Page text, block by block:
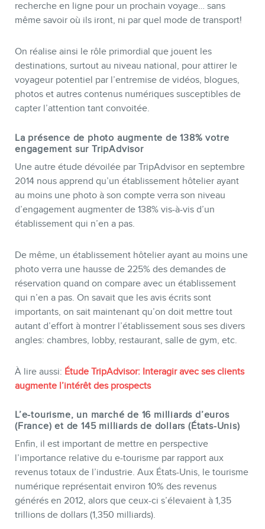
recherche en ligne pour un prochain voyage… sans
même savoir où ils iront, ni par quel mode de transport!
On réalise ainsi le rôle primordial que jouent les
destinations, surtout au niveau national, pour attirer le
voyageur potentiel par l’entremise de vidéos, blogues,
photos et autres contenus numériques susceptibles de
capter l’attention tant convoitée.
La présence de photo augmente de 138% votre
engagement sur TripAdvisor
Une autre étude dévoilée par TripAdvisor en septembre
2014 nous apprend qu’un établissement hôtelier ayant
au moins une photo à son compte verra son niveau
d’engagement augmenter de 138% vis-à-vis d’un
établissement qui n’en a pas.
De même, un établissement hôtelier ayant au moins une
photo verra une hausse de 225% des demandes de
réservation quand on compare avec un établissement
qui n’en a pas. On savait que les avis écrits sont
importants, on sait maintenant qu’on doit mettre tout
autant d’effort à montrer l’établissement sous ses divers
angles: chambres, lobby, restaurant, salle de gym, etc.
À lire aussi: Étude TripAdvisor: Interagir avec ses clients
augmente l’intérêt des prospects
L’e-tourisme, un marché de 16 milliards d’euros
(France) et de 145 milliards de dollars (États-Unis)
Enfin, il est important de mettre en perspective
l’importance relative du e-tourisme par rapport aux
revenus totaux de l’industrie. Aux États-Unis, le tourisme
numérique représentait environ 10% des revenus
générés en 2012, alors que ceux-ci s’élevaient à 1,35
trillions de dollars (1,350 milliards).